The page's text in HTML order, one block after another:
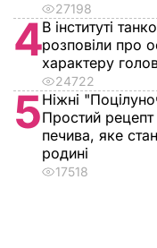
27198
4В інституті
розповіли про
характеру
24722
5Ніжні
Простий
печива, яке
родині
17518